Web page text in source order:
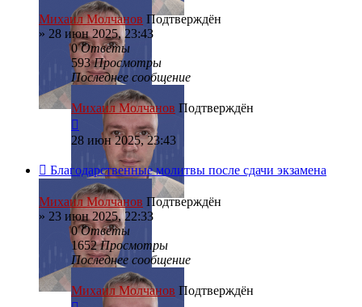
Михаил Молчанов Подтверждён
» 28 июн 2025, 23:43
0Ответы
593Просмотры
Последнее сообщение
Михаил Молчанов Подтверждён
28 июн 2025, 23:43
Благодарственные молитвы после сдачи экзамена
Михаил Молчанов Подтверждён
» 23 июн 2025, 22:33
0Ответы
1652Просмотры
Последнее сообщение
Михаил Молчанов Подтверждён